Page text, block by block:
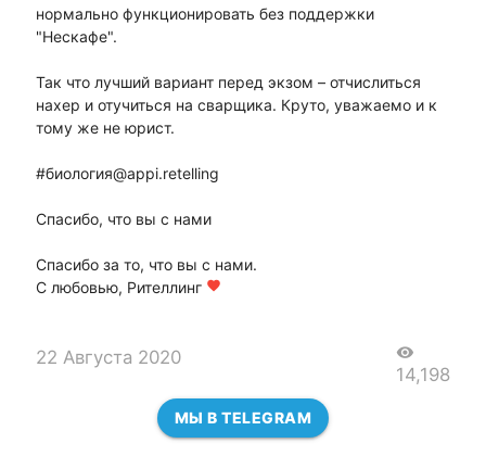
нормально функционировать без поддержки
"Нескафе".
Так что лучший вариант перед экзом – отчислиться
нахер и отучиться на сварщика. Круто, уважаемо и к
тому же не юрист.
#биология@appi.retelling
Спасибо, что вы с нами
Спасибо за то, что вы с нами.
С любовью, Рителлинг favorite
22 Августа 2020 visibility
14,198
МЫ В TELEGRAM